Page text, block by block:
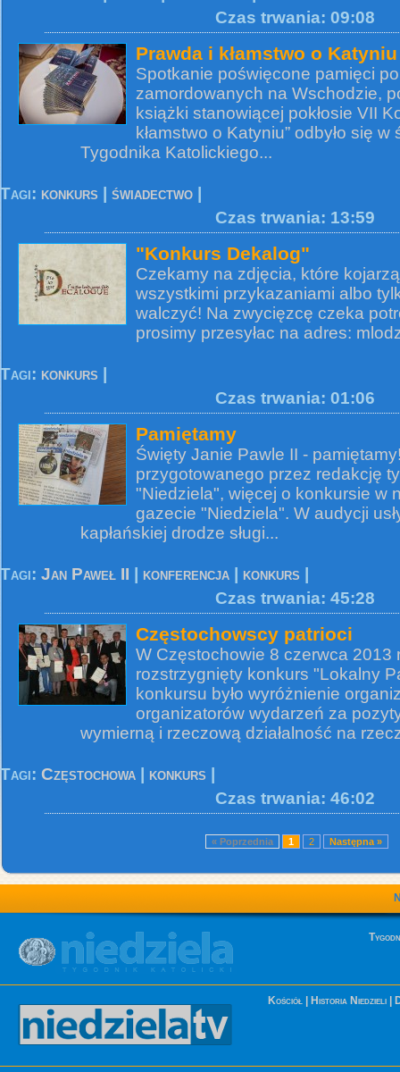
Czas trwania: 09:08
Prawda i kłamstwo o Katyniu
Spotkanie poświęcone pamięci
zamordowanych na Wschodzie,
książki stanowiącej pokłosie VII
kłamstwo o Katyniu” odbyło się
Tygodnika Katolickiego...
Tagi: konkurs świadectwo
Czas trwania: 13:59
"Konkurs Dekalog"
Czekamy na zdjęcia, które
wszystkimi przykazaniami albo
walczyć! Na zwycięzcę czeka
prosimy przesyłac na adres:
Tagi: konkurs
Czas trwania: 01:06
Pamiętamy
Święty Janie Pawle II -
przygotowanego przez redakcję
"Niedziela", więcej o konkursie w
gazecie "Niedziela". W audycji
kapłańskiej drodze sługi...
Tagi: Jan Paweł II konferencja konkurs
Czas trwania: 45:28
Częstochowscy patrioci
W Częstochowie 8 czerwca 2013
rozstrzygnięty konkurs "Lokalny
konkursu było wyróżnienie
organizatorów wydarzeń za
wymierną i rzeczową działalność na
Tagi: Częstochowa konkurs
Czas trwania: 46:02
« Poprzednia 1 2 Następna »
Kościół Historia Niedzieli